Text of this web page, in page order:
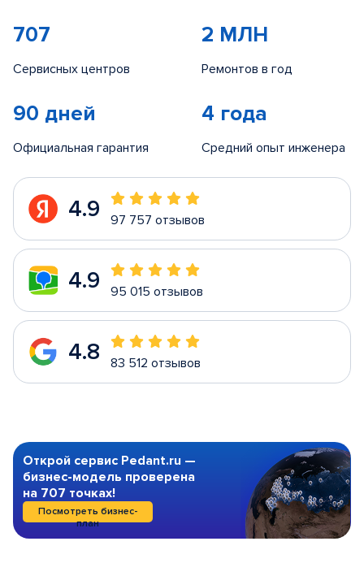
707
Сервисных центров
2 МЛН
Ремонтов в год
90 дней
Официальная гарантия
4 года
Средний опыт инженера
4.9 97 757 отзывов
4.9 95 015 отзывов
4.8 83 512 отзывов
Открой сервис Pedant.ru —
бизнес-модель проверена
на 707 точках!
Посмотреть бизнес-
план